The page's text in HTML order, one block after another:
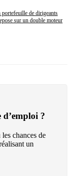
portefeuille de dirigeants
sur un double moteur
?
chances de
un